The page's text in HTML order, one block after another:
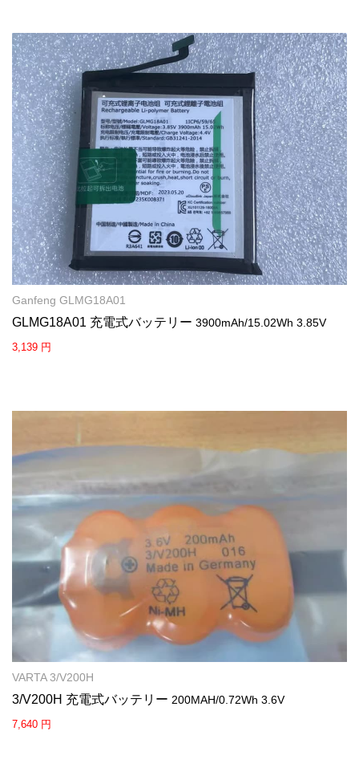
Ganfeng GLMG18A01
GLMG18A01 充電式バッテリー 3900mAh/15.02Wh 3.85V
3,139 円
VARTA 3/V200H
3/V200H 充電式バッテリー 200MAH/0.72Wh 3.6V
7,640 円